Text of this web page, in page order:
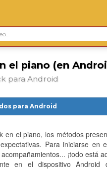
el piano (en
para Android
para Android
en el piano, los métodos
Para iniciarse en
¡todo está
en el dispositivo Android